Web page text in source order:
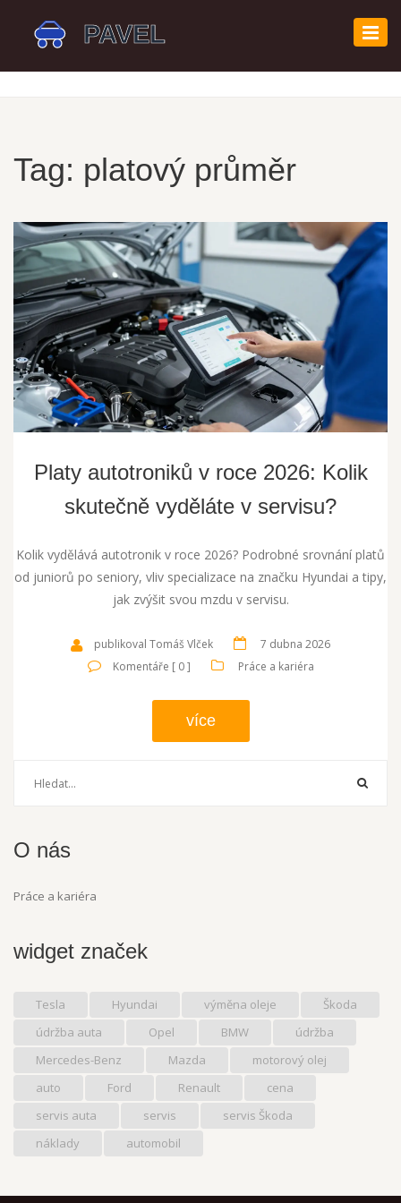
Tag: platový průměr
Platy autotroniků v roce 2026: Kolik
skutečně vyděláte v servisu?
Kolik vydělává autotronik v roce 2026? Podrobné srovnání platů
od juniorů po seniory, vliv specializace na značku Hyundai a tipy,
jak zvýšit svou mzdu v servisu.
publikoval Tomáš Vlček
7 dubna 2026
Komentáře [ 0 ]
Práce a kariéra
více
O nás
Práce a kariéra
widget značek
Tesla Hyundai výměna oleje
Škoda
údržba auta
Opel BMW
údržba
Mercedes-Benz
Mazda
motorový olej
auto
Ford Renault
cena
servis auta
servis
servis Škoda
náklady
automobil